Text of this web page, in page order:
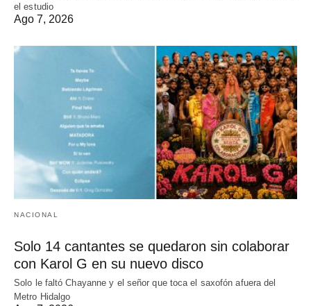
el estudio
Ago 7, 2026
NACIONAL
Solo 14 cantantes se quedaron sin colaborar
con Karol G en su nuevo disco
Solo le faltó Chayanne y el señor que toca el saxofón afuera del
Metro Hidalgo